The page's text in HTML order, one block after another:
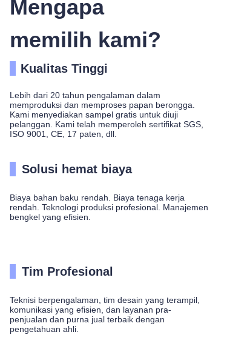
Mengapa
memilih kami?
Kualitas Tinggi
Lebih dari 20 tahun pengalaman dalam
memproduksi dan memproses papan berongga.
Kami menyediakan sampel gratis untuk diuji
pelanggan. Kami telah memperoleh sertifikat SGS,
ISO 9001, CE, 17 paten, dll.
Tim Profesional
Teknisi berpengalaman, tim desain yang terampil,
komunikasi yang efisien, dan layanan pra-
penjualan dan purna jual terbaik dengan
pengetahuan ahli.
Solusi hemat biaya
Biaya bahan baku rendah. Biaya tenaga kerja
rendah. Teknologi produksi profesional. Manajemen
bengkel yang efisien.